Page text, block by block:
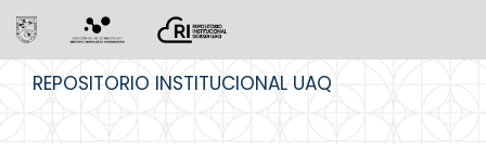
REPOSITORIO INSTITUCIONAL UAQ